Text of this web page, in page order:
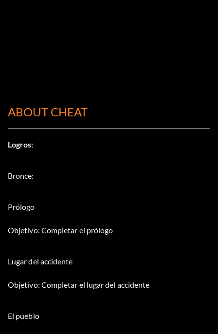
ABOUT CHEAT
Logros:
Bronce:
Prólogo
Objetivo: Completar el prólogo
Lugar del accidente
Objetivo: Completar el lugar del accidente
El pueblo